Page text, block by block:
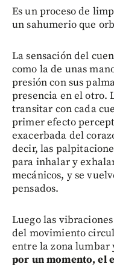
Es un proceso de
un sahumerio que
La sensación del
como la de unas
presión con sus
presencia en el otro.
transitar con cada
primer efecto
exacerbada del
decir, las
para inhalar y
mecánicos, y se
pensados.
Luego las
del movimiento
entre la zona lumbar
por un momento, el